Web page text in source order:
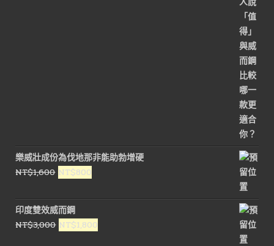
樂威壯成份為伐地那非能助勃增硬
NT$1,600 原
價
格：
NT$1,600。
NT$800
價
格：
NT$800。
印度雙效威而鋼
NT$3,000 原
NT$1,800